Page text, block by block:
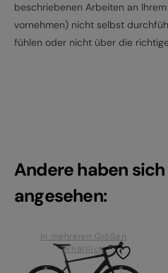
beschriebenen Arbeiten an
vornehmen) nicht selbst
fühlen oder nicht über die
Andere haben
angesehen:
In mehreren Größen
erhältlich